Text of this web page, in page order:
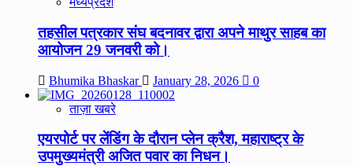
तहसील पत्रकार संघ बदनावर द्वारा अपने माथुर साहब का
आयोजन 29 जनवरी को।
Bhumika Bhaskar January 28, 2026 0
ताज़ा खबरे
एयरपोर्ट पर लेंडिंग के दौरान प्लेन क्रैश, महाराष्ट्र के
उपमुख्यमंत्री अजित पवार का निधन।